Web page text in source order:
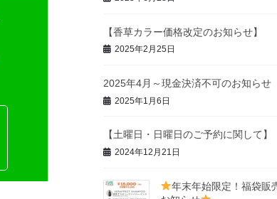
【香草カラー価格改定のお知らせ】
2025年2月25日
2025年4月～現金決済不可のお知らせ
2025年1月6日
【土曜日・日曜日のご予約に関して】
2024年12月21日
年末年始限定！福袋販